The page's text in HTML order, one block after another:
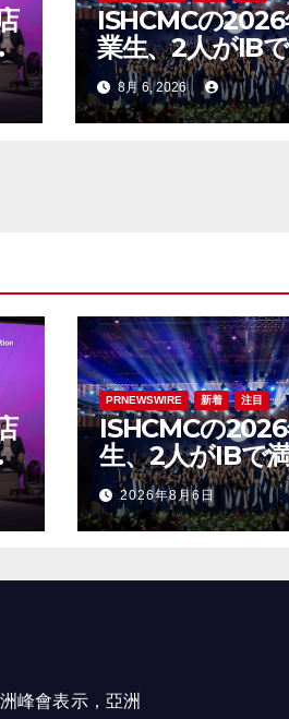
ISHCMCの2026
業生、2人がIB
点、学年平均
8月 6, 2026
PRNEWSWIRE 新着 注目
ISHCMCの
生、2人がIBで
学年平均34.5点
2026年8月6日
峰會表示，亞洲